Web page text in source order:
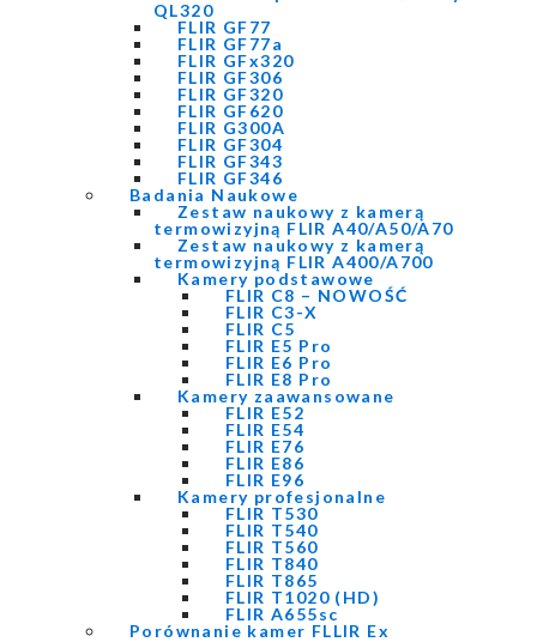
QL320
FLIR GF77
FLIR GF77a
FLIR GFx320
FLIR GF306
FLIR GF320
FLIR GF620
FLIR G300A
FLIR GF304
FLIR GF343
FLIR GF346
Badania Naukowe
Zestaw naukowy z kamerą
termowizyjną FLIR A40/A50/A70
Zestaw naukowy z kamerą
termowizyjną FLIR A400/A700
Kamery podstawowe
FLIR C8 – NOWOŚĆ
FLIR C3-X
FLIR C5
FLIR E5 Pro
FLIR E6 Pro
FLIR E8 Pro
Kamery zaawansowane
FLIR E52
FLIR E54
FLIR E76
FLIR E86
FLIR E96
Kamery profesjonalne
FLIR T530
FLIR T540
FLIR T560
FLIR T840
FLIR T865
FLIR T1020 (HD)
FLIR A655sc
Porównanie kamer FLLIR Ex